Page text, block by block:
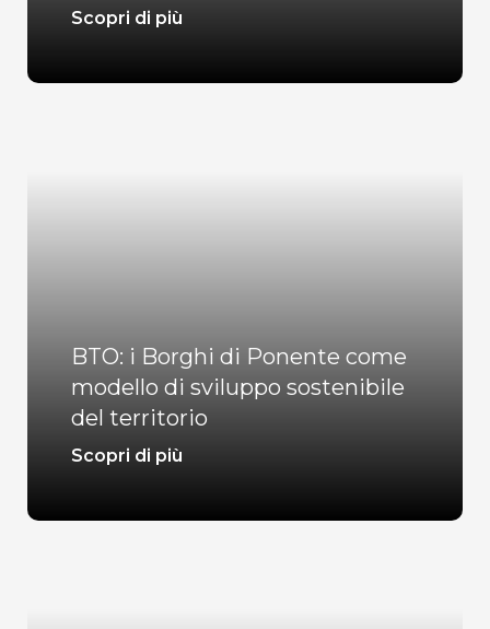
Scopri di più
BTO: i Borghi di Ponente come
modello di sviluppo sostenibile
del territorio
Scopri di più